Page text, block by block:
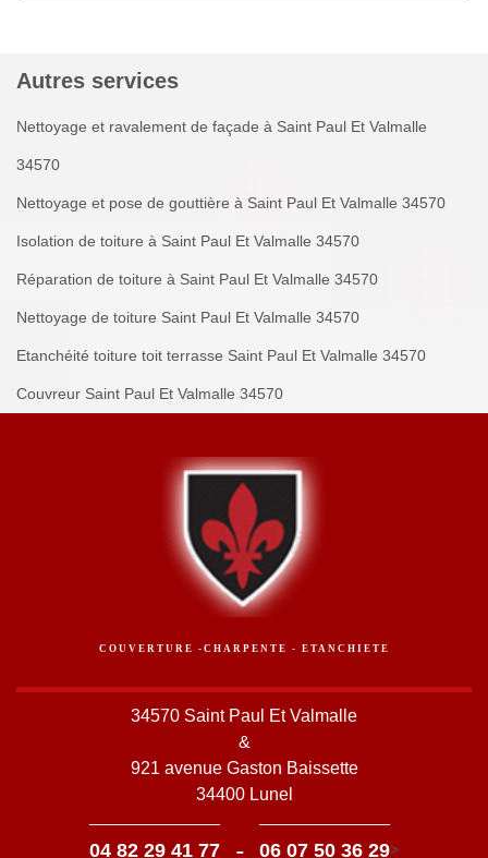
Autres services
Nettoyage et ravalement de façade à Saint Paul Et Valmalle
34570
Nettoyage et pose de gouttière à Saint Paul Et Valmalle 34570
Isolation de toiture à Saint Paul Et Valmalle 34570
Réparation de toiture à Saint Paul Et Valmalle 34570
Nettoyage de toiture Saint Paul Et Valmalle 34570
Etanchéité toiture toit terrasse Saint Paul Et Valmalle 34570
Couvreur Saint Paul Et Valmalle 34570
COUVERTURE -CHARPENTE - ETANCHIETE
34570 Saint Paul Et Valmalle
&
921 avenue Gaston Baissette
34400 Lunel
04 82 29 41 77 - 06 07 50 36 29>